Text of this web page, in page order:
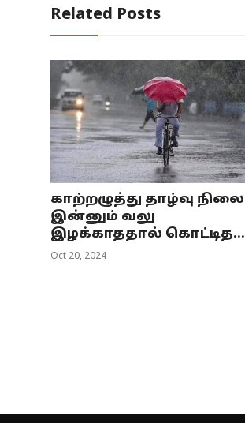
Related Posts
காற்றழுத்து தாழ்வு நிலை
இன்னும் வலு
இழக்காததால் கொட்டித...
Oct 20, 2024